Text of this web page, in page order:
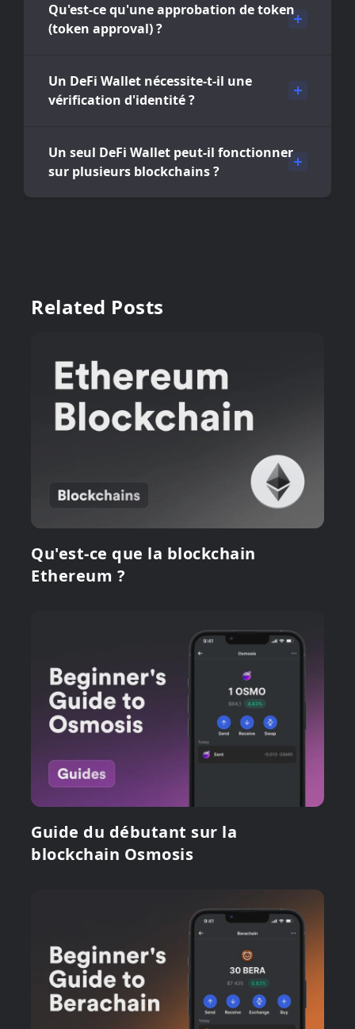
Qu'est-ce qu'une approbation de token
(token approval) ?
Un DeFi Wallet nécessite-t-il une
vérification d'identité ?
Un seul DeFi Wallet peut-il fonctionner
sur plusieurs blockchains ?
Related Posts
Qu'est-ce que la blockchain
Ethereum ?
Guide du débutant sur la
blockchain Osmosis